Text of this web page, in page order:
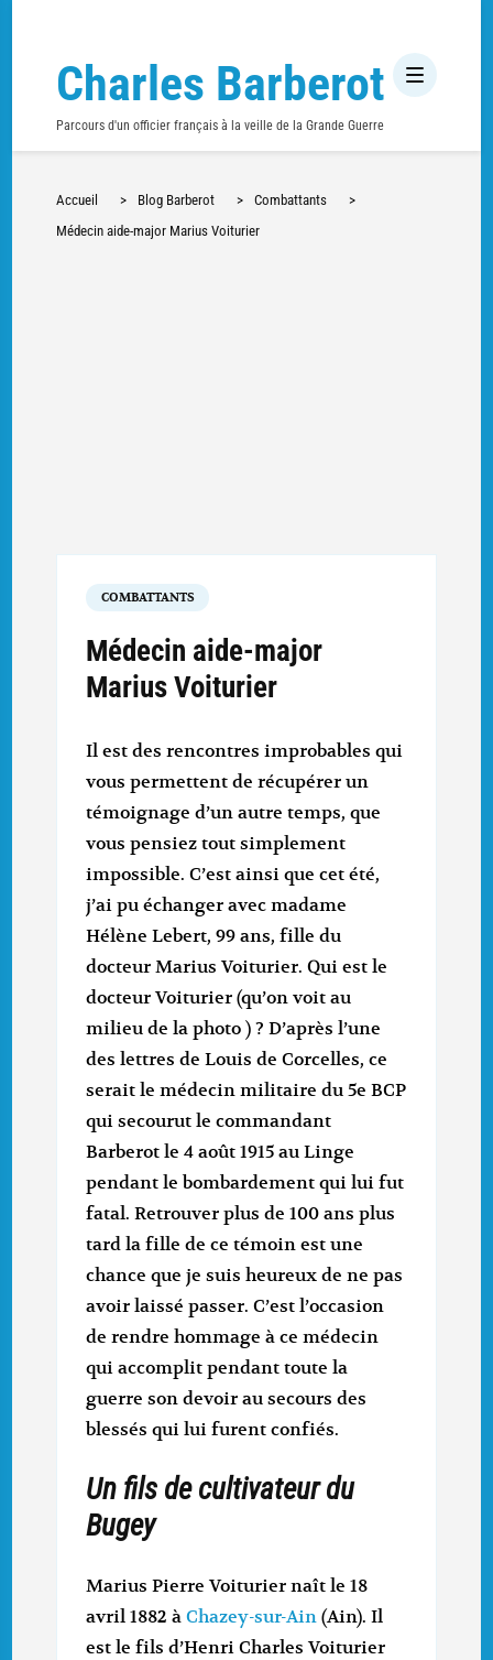
Charles Barberot
Parcours d'un officier français à la veille de la Grande Guerre
Accueil > Blog Barberot > Combattants
>
Médecin aide-major Marius Voiturier
COMBATTANTS
Médecin aide-major
Marius Voiturier
Il est des rencontres improbables qui
vous permettent de récupérer un
témoignage d’un autre temps, que
vous pensiez tout simplement
impossible. C’est ainsi que cet été,
j’ai pu échanger avec madame
Hélène Lebert, 99 ans, fille du
docteur Marius Voiturier. Qui est le
docteur Voiturier (qu’on voit au
milieu de la photo ) ? D’après l’une
des lettres de Louis de Corcelles, ce
serait le médecin militaire du 5e BCP
qui secourut le commandant
Barberot le 4 août 1915 au Linge
pendant le bombardement qui lui fut
fatal. Retrouver plus de 100 ans plus
tard la fille de ce témoin est une
chance que je suis heureux de ne pas
avoir laissé passer. C’est l’occasion
de rendre hommage à ce médecin
qui accomplit pendant toute la
guerre son devoir au secours des
blessés qui lui furent confiés.
Un fils de cultivateur du
Bugey
Marius Pierre Voiturier naît le 18
avril 1882 àChazey-sur-Ain (Ain). Il
est le fils d’Henri Charles Voiturier